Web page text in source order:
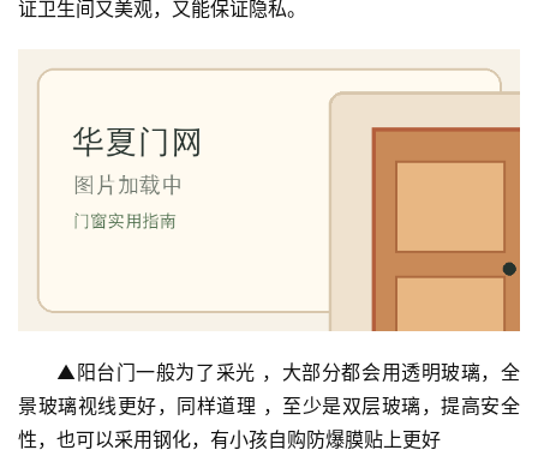
门
卫
门
铝
门
登录 注册
证卫生间又美观，又能保证隐私。
▲阳台门一般为了采光 ，大部分都会用透明玻璃，全
景玻璃视线更好，同样道理 ，至少是双层玻璃，提高安全
性，也可以采用钢化，有小孩自购防爆膜贴上更好